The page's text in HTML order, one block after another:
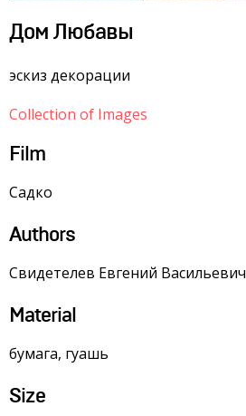
Дом Любавы
эскиз декорации
Collection of Images
Film
Садко
Authors
Свидетелев Евгений Васильевич
Material
бумага, гуашь
Size